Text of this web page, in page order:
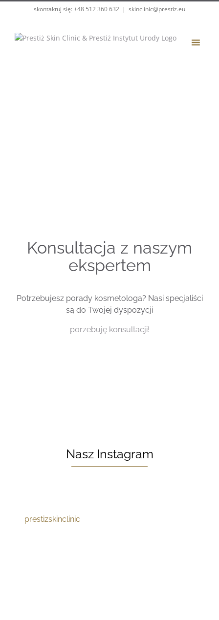
Przejdź
skontaktuj się: +48 512 360 632 | skinclinic@prestiz.eu
Konsultacja z naszym
ekspertem
Potrzebujesz porady kosmetologa? Nasi specjaliści
są do Twojej dyspozycji
porzebuję konsultacji!
Nasz Instagram
prestizskinclinic